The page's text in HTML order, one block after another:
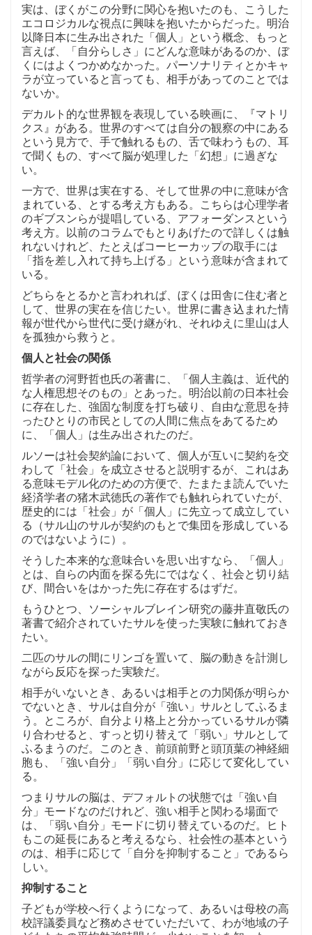
実は、ぼくがこの分野に関心を抱いたのも、こうした
エコロジカルな視点に興味を抱いたからだった。明治
以降日本に生み出された「個人」という概念、もっと
言えば、「自分らしさ」にどんな意味があるのか、ぼ
くにはよくつかめなかった。パーソナリティとかキャ
ラが立っていると言っても、相手があってのことでは
ないか。
デカルト的な世界観を表現している映画に、『マトリ
クス』がある。世界のすべては自分の観察の中にある
という見方で、手で触れるもの、舌で味わうもの、耳
で聞くもの、すべて脳が処理した「幻想」に過ぎな
い。
一方で、世界は実在する、そして世界の中に意味が含
まれている、とする考え方もある。こちらは心理学者
のギブスンらが提唱している、アフォーダンスという
考え方。以前のコラムでもとりあげたので詳しくは触
れないけれど、たとえばコーヒーカップの取手には
「指を差し入れて持ち上げる」という意味が含まれて
いる。
どちらをとるかと言われれば、ぼくは田舎に住む者と
して、世界の実在を信じたい。世界に書き込まれた情
報が世代から世代に受け継がれ、それゆえに里山は人
を孤独から救うと。
個人と社会の関係
哲学者の河野哲也氏の著書に、「個人主義は、近代的
な人権思想そのもの」とあった。明治以前の日本社会
に存在した、強固な制度を打ち破り、自由な意思を持
ったひとりの市民としての人間に焦点をあてるため
に、「個人」は生み出されたのだ。
ルソーは社会契約論において、個人が互いに契約を交
わして「社会」を成立させると説明するが、これはあ
る意味モデル化のための方便で、たまたま読んでいた
経済学者の猪木武徳氏の著作でも触れられていたが、
歴史的には「社会」が「個人」に先立って成立してい
る（サル山のサルが契約のもとで集団を形成している
のではないように）。
そうした本来的な意味合いを思い出すなら、「個人」
とは、自らの内面を探る先にではなく、社会と切り結
び、間合いをはかった先に存在するはずだ。
もうひとつ、ソーシャルブレイン研究の藤井直敬氏の
著書で紹介されていたサルを使った実験に触れておき
たい。
二匹のサルの間にリンゴを置いて、脳の動きを計測し
ながら反応を探った実験だ。
相手がいないとき、あるいは相手との力関係が明らか
でないとき、サルは自分が「強い」サルとしてふるま
う。ところが、自分より格上と分かっているサルが隣
り合わせると、すっと切り替えて「弱い」サルとして
ふるまうのだ。このとき、前頭前野と頭頂葉の神経細
胞も、「強い自分」「弱い自分」に応じて変化してい
る。
つまりサルの脳は、デフォルトの状態では「強い自
分」モードなのだけれど、強い相手と関わる場面で
は、「弱い自分」モードに切り替えているのだ。ヒト
もこの延長にあると考えるなら、社会性の基本という
のは、相手に応じて「自分を抑制すること」であるら
しい。
抑制すること
子どもが学校へ行くようになって、あるいは母校の高
校評議委員など務めさせていただいて、わが地域の子